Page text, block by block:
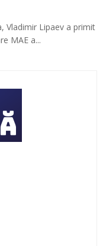
Vladimir Lipaev a primit
MAE a...